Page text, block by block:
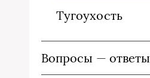
Тугоухость
Вопросы — ответы